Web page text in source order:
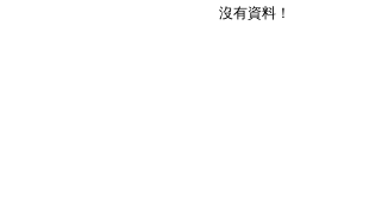
沒有資料！